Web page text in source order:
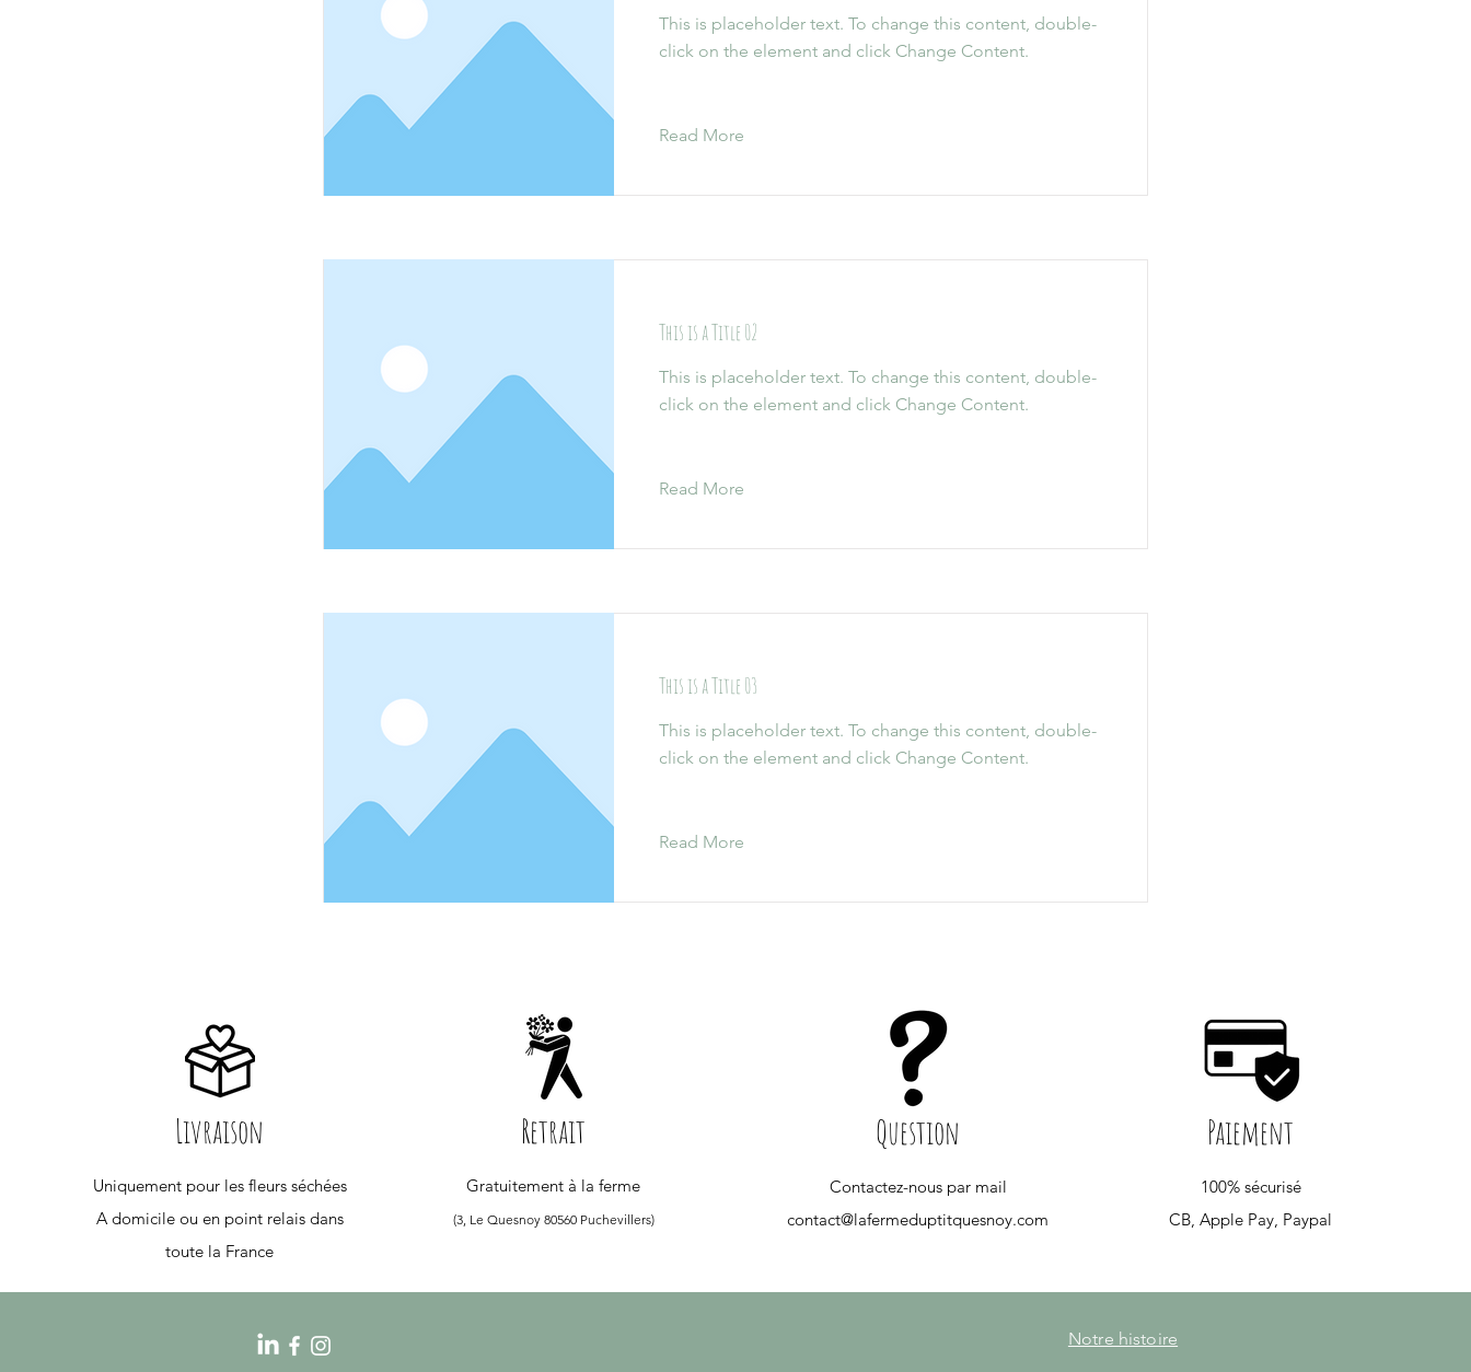
This is placeholder text. To change this content, double-
click on the element and click Change Content.
Read More
This is a Title 02
This is placeholder text. To change this content, double-
click on the element and click Change Content.
Read More
This is a Title 03
This is placeholder text. To change this content, double-
click on the element and click Change Content.
Read More
Livraison
Uniquement pour les fleurs séchées
A domicile ou en point relais dans
toute la France
Retrait
Gratuitement à la ferme
(3, Le Quesnoy 80560 Puchevillers)
Question
Contactez-nous par mail
contact@lafermeduptitquesnoy.com
Paiement
100% sécurisé
CB, Apple Pay, Paypal
Notre histoire